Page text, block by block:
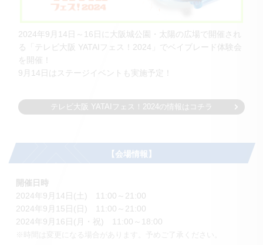
2024年9月14日～16日に大阪城公園・太陽の広場で開催され
る「テレビ大阪 YATAIフェス！2024」でベイブレード体験会
を開催！
9月14日はステージイベントも実施予定！
テレビ大阪 YATAIフェス！2024の情報はコチラ
【会場情報】
開催日時
2024年9月14日(土) 11:00～21:00
2024年9月15日(日) 11:00～21:00
2024年9月16日(月・祝) 11:00～18:00
※時間は変更になる場合があります。予めご了承ください。